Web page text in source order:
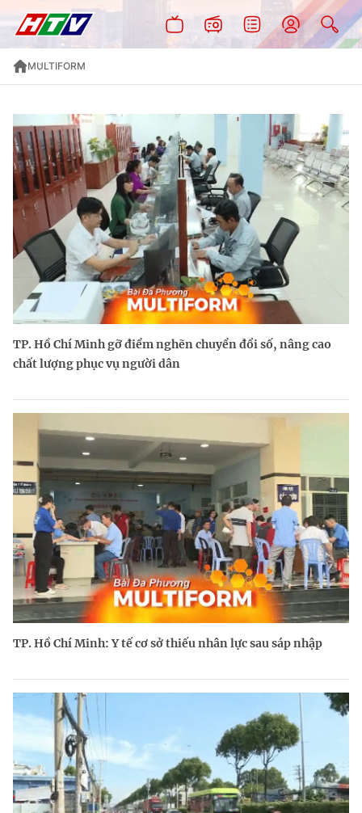
MULTIFORM
TP. Hồ Chí Minh gỡ điểm nghẽn chuyển đổi số, nâng cao
chất lượng phục vụ người dân
TP. Hồ Chí Minh: Y tế cơ sở thiếu nhân lực sau sáp nhập